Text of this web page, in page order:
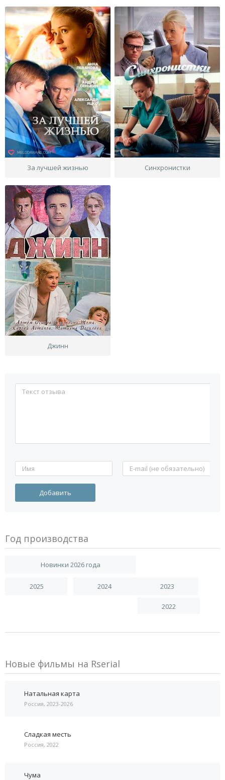
За лучшей жизнью Синхронистки
Джинн
Год производства
Новинки 2026 года
2025 2024 2023
2022
Новые фильмы на Rserial
Натальная карта
Россия, 2023-2026
Сладкая месть
Россия, 2022
Чума